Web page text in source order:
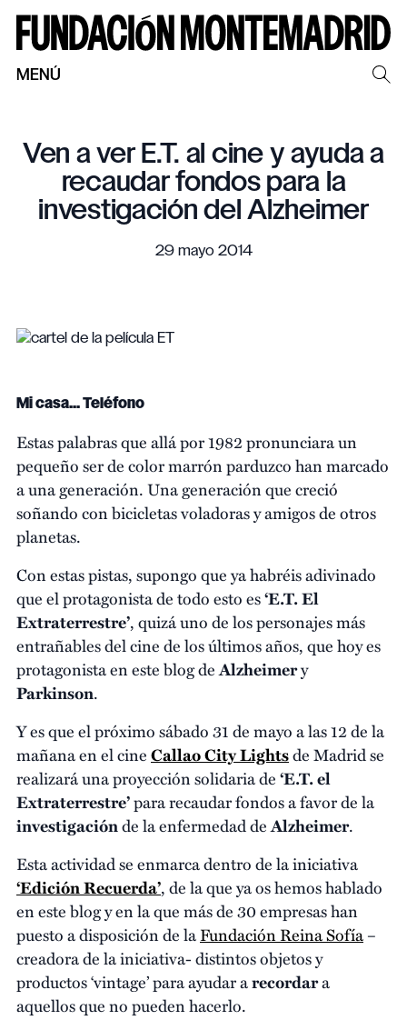
MENÚ
Ven a ver E.T. al cine y ayuda a
recaudar fondos para la
investigación del Alzheimer
29 mayo 2014
Mi casa... Teléfono
Estas palabras que allá por 1982 pronunciara un
pequeño ser de color marrón parduzco han marcado
a una generación. Una generación que creció
soñando con bicicletas voladoras y amigos de otros
planetas.
Con estas pistas, supongo que ya habréis adivinado
que el protagonista de todo esto es‘E.T. El
Extraterrestre’, quizá uno de los personajes más
entrañables del cine de los últimos años, que hoy es
protagonista en este blog deAlzheimery
Parkinson.
Y es que el próximo sábado 31 de mayo a las 12 de la
mañana en el cineCallao City Lightsde Madrid se
realizará una proyección solidaria de‘E.T. el
Extraterrestre’para recaudar fondos a favor de la
investigaciónde la enfermedad deAlzheimer.
Esta actividad se enmarca dentro de la iniciativa
‘Edición Recuerda’, de la que ya os hemos hablado
en este blog y en la que más de 30 empresas han
puesto a disposición de laFundación Reina Sofía–
creadora de la iniciativa- distintos objetos y
productos ‘vintage’ para ayudar arecordara
aquellos que no pueden hacerlo.